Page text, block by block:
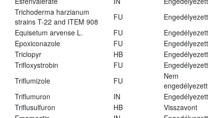
Trichoderma harzianum
strains T-22 and ITEM 908
FU
Engedélyezett
Equisetum arvense L.
FU
Engedélyezett
Epoxiconazole
FU
Engedélyezett
Triclopyr
HB
Engedélyezett
Trifloxystrobin
FU
Engedélyezett
Triflumizole
FU
Nem
engedélyezett
Triflumuron
IN
Engedélyezett
Triflusulfuron
HB
Visszavont